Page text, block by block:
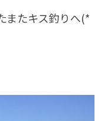
またキス釣りへ(*